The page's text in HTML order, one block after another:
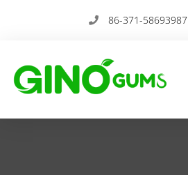
86-371-58693987